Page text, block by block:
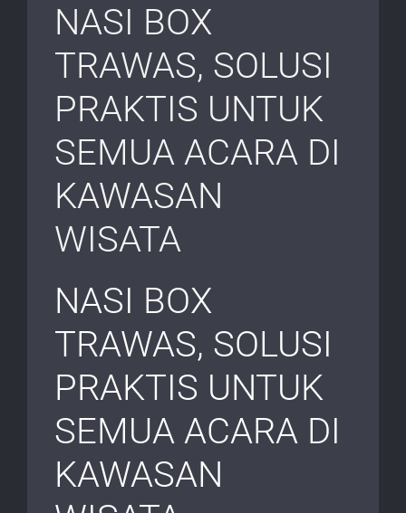
NASI BOX
TRAWAS, SOLUSI
PRAKTIS UNTUK
SEMUA ACARA DI
KAWASAN
WISATA
NASI BOX
TRAWAS, SOLUSI
PRAKTIS UNTUK
SEMUA ACARA DI
KAWASAN